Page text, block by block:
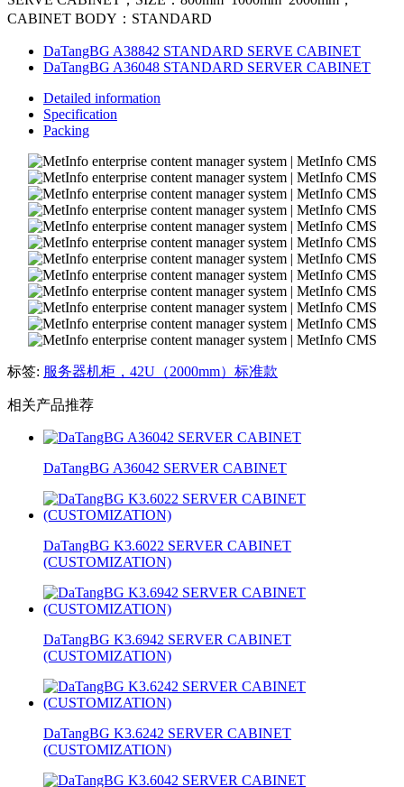
CABINET BODY：STANDARD
DaTangBG A38842 STANDARD SERVE CABINET
DaTangBG A36048 STANDARD SERVER CABINET
Detailed information
Specification
Packing
标签: 服务器机柜，42U（2000mm）标准款
相关产品推荐
DaTangBG A36042 SERVER CABINET
DaTangBG K3.6022 SERVER CABINET
(CUSTOMIZATION)
DaTangBG K3.6942 SERVER CABINET
(CUSTOMIZATION)
DaTangBG K3.6242 SERVER CABINET
(CUSTOMIZATION)